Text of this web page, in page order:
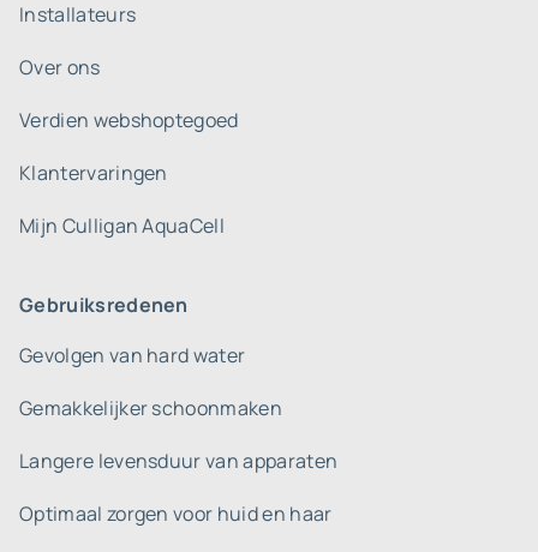
Installateurs
Over ons
Verdien webshoptegoed
Klantervaringen
Mijn Culligan AquaCell
Gebruiksredenen
Gevolgen van hard water
Gemakkelijker schoonmaken
Langere levensduur van apparaten
Optimaal zorgen voor huid en haar